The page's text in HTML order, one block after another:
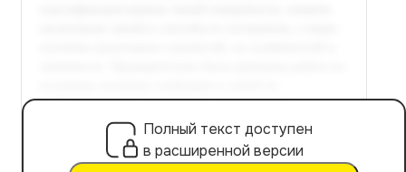
Полный текст доступен
в расширенной версии